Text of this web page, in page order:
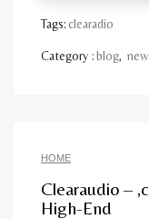
Tags:clearadio
Category :blog,
HOME
Clearaudio –
High-End